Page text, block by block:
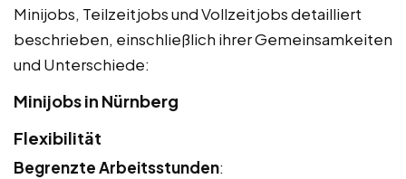
Minijobs, Teilzeitjobs und Vollzeitjobs detailliert
beschrieben, einschließlich ihrer Gemeinsamkeiten
und Unterschiede:
Minijobs in Nürnberg
Flexibilität
Begrenzte Arbeitsstunden: